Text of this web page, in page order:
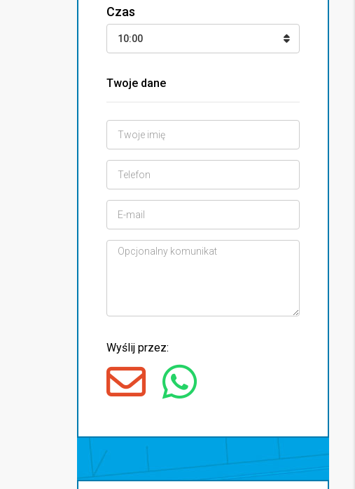
Czas
10:00
Twoje dane
Wyślij przez: